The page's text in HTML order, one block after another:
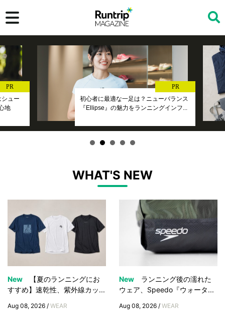
検索
PR
ュー
地
PR
初心者に最適な一足は？ニューバランス
『Ellipse』の魅力をランニングインフ...
WHAT'S NEW
New
【夏のランニングにお
すすめ】速乾性、紫外線カッ...
Aug 08, 2026 / WEAR
New
ランニング後の濡れた
ウェア、Speedo『ウォータ...
Aug 08, 2026 / WEAR